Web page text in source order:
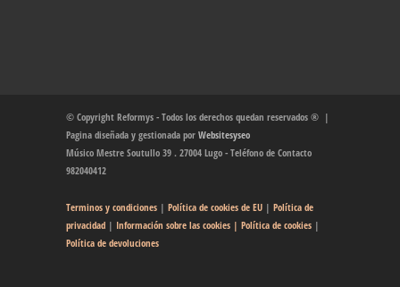
© Copyright Reformys - Todos los derechos quedan reservados ® |
Pagina diseñada y gestionada por Websitesyseo
Músico Mestre Soutullo 39 . 27004 Lugo - Teléfono de Contacto
982040412
Terminos y condiciones | Política de cookies de EU | Política de
privacidad | Información sobre las cookies | Política de cookies |
Política de devoluciones